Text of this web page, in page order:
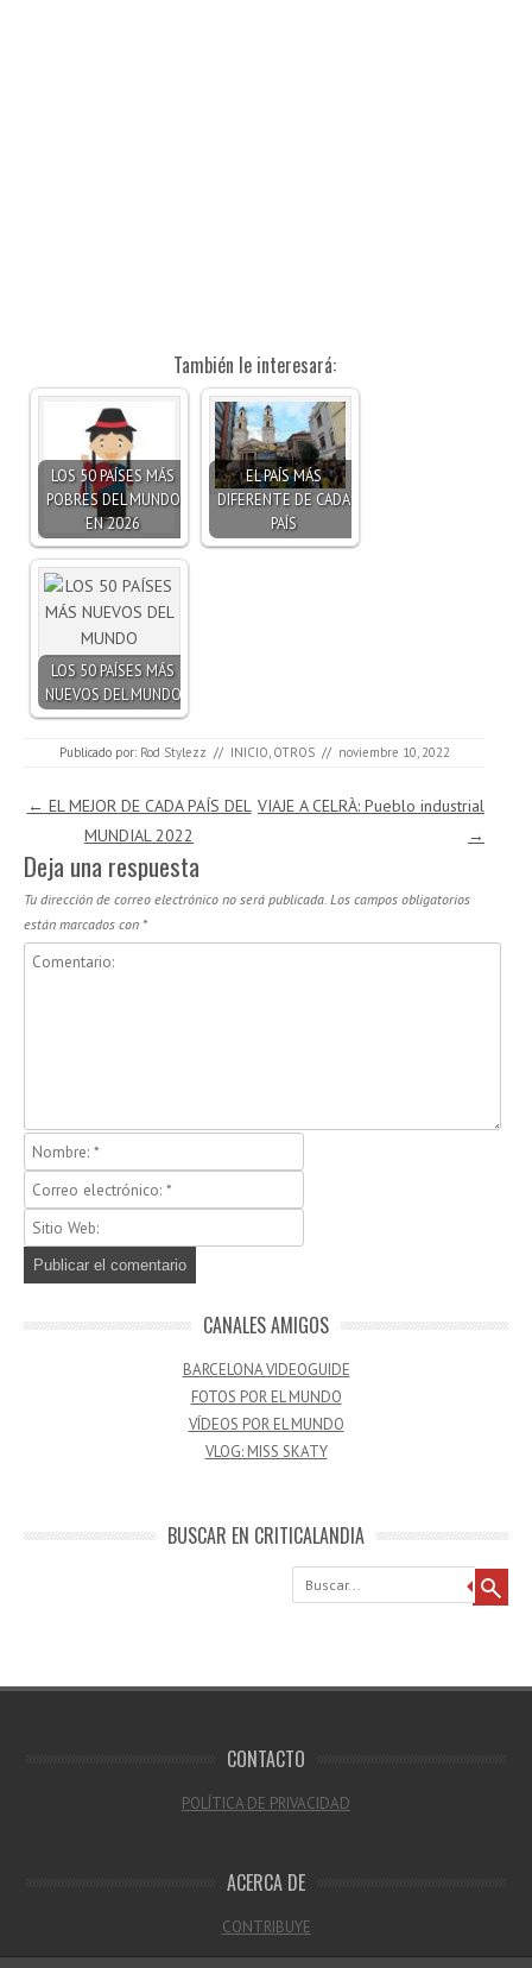
También le interesará:
LOS 50 PAÍSES MÁS
POBRES DEL MUNDO
EN 2026
EL PAÍS MÁS
DIFERENTE DE CADA
PAÍS
LOS 50 PAÍSES MÁS
NUEVOS DEL MUNDO
Publicado por: Rod Stylezz // INICIO OTROS // noviembre 10, 2022
Navegación de entradas
← EL MEJOR DE CADA PAÍS DEL
MUNDIAL 2022
VIAJE A CELRÀ: Pueblo industrial
→
Deja una respuesta
Tu dirección de correo electrónico no será publicada. Los campos obligatorios
están marcados con *
CANALES AMIGOS
BARCELONA VIDEOGUIDE
FOTOS POR EL MUNDO
VÍDEOS POR EL MUNDO
VLOG: MISS SKATY
BUSCAR EN CRITICALANDIA
Buscar
CONTACTO
POLÍTICA DE PRIVACIDAD
ACERCA DE
CONTRIBUYE